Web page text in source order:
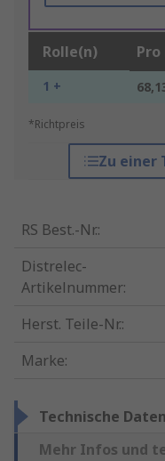
Rolle(n) Pro
1 +
*Richtpreis
Zu einer
RS Best.-Nr.:
Distrelec-
Artikelnummer:
Herst. Teile-Nr.:
Marke:
Technische Daten
Mehr Infos und